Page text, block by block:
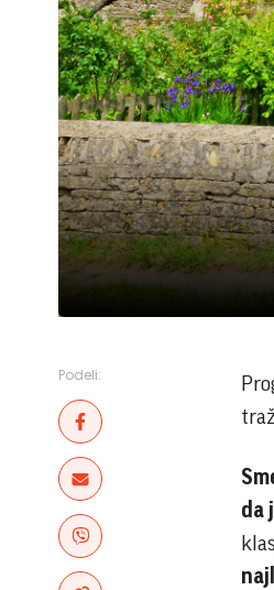
Podeli:
da